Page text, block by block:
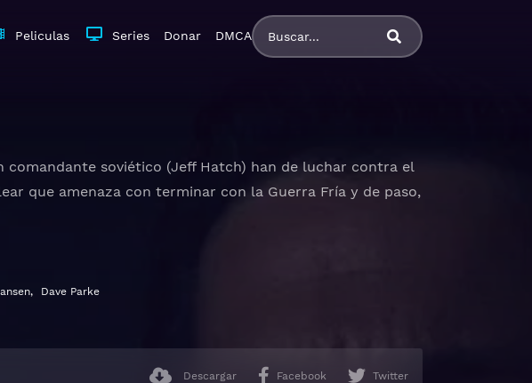
Peliculas Series Donar DMCA
soviético (Jeff Hatch) han de luchar contra el
que amenaza con terminar con la Guerra Fría y de paso,
, Dave Parke
Descargar Facebook Twitter